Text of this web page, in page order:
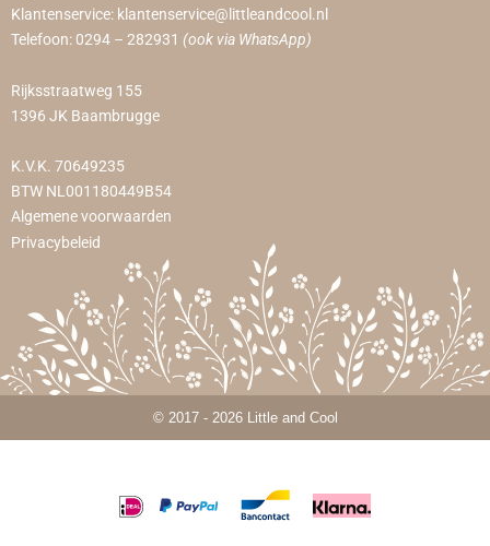
Klantenservice: klantenservice@littleandcool.nl
Telefoon: 0294 – 282931 (ook via WhatsApp)
Rijksstraatweg 155
1396 JK Baambrugge
K.V.K. 70649235
BTW NL001180449B54
Algemene voorwaarden
Privacybeleid
© 2017 - 2026 Little and Cool